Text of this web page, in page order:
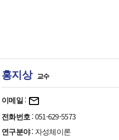
홍지상 교수
이메일:
전화번호: 051-629-5573
연구분야: 자성체이론